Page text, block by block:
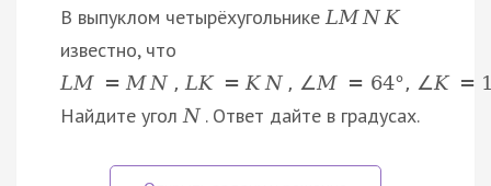
В выпуклом четырёхугольникеLM N K
известно, что
LM = M N , LK = K N , ∠M = 64°, ∠K =
Найдите уголN . Ответ дайте в градусах.